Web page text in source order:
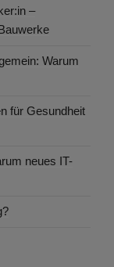
–
Warum
für Gesundheit
neues IT-